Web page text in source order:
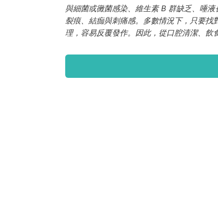
與細菌或黴菌感染、維生素 B 群缺乏、唾
裂痕、結痂與刺痛感。多數情況下，只要
理，容易反覆發作。因此，從口腔清潔、